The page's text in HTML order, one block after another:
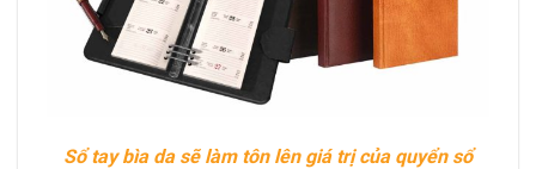
Sổ tay bìa da sẽ làm tôn lên giá trị của quyển sổ